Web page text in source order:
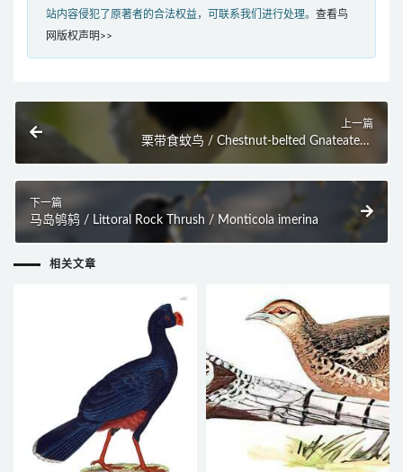
站内容侵犯了原著者的合法权益，可联系我们进行处理。 查看鸟
网版权声明>>
上一篇
栗带食蚊鸟 / Chestnut-belted Gnateater /
下一篇
马岛鸲鸫 / Littoral Rock Thrush / Monticola imerina
相关文章